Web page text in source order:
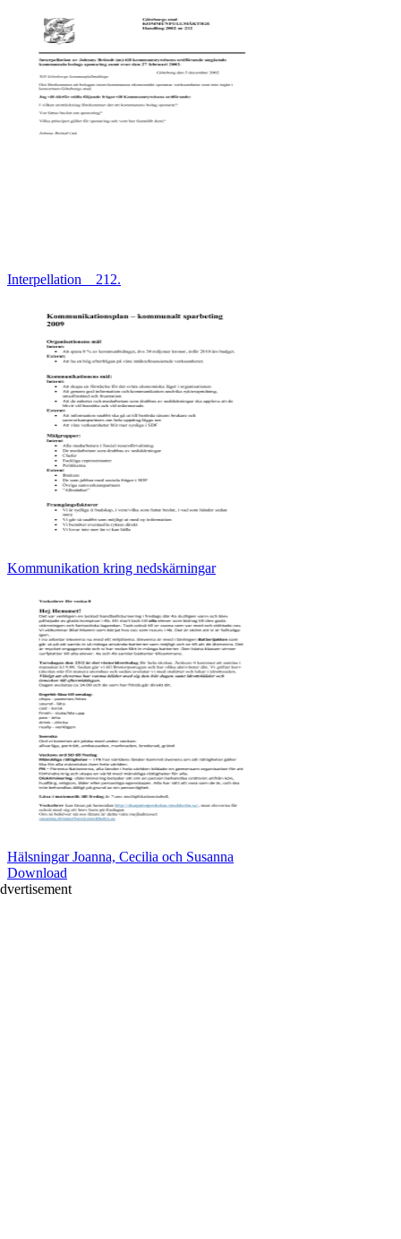
Interpellation__212.
Kommunikation kring nedskärningar
Hälsningar Joanna, Cecilia och Susanna
Download